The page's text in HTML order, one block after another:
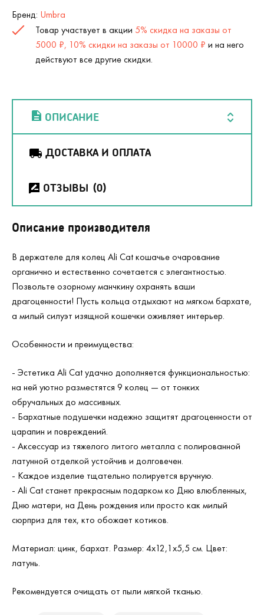
Бренд: Umbra
Товар участвует в акции 5% скидка на заказы от
5000 ₽, 10% скидки на заказы от 10000 ₽ и на него
действуют все другие скидки.
ОПИСАНИЕ
ДОСТАВКА И ОПЛАТА
ОТЗЫВЫ (0)
Описание производителя
В держателе для колец Ali Cat кошачье очарование
органично и естественно сочетается с элегантностью.
Позвольте озорному манчкину охранять ваши
драгоценности! Пусть кольца отдыхают на мягком бархате,
а милый силуэт изящной кошечки оживляет интерьер.
Особенности и преимущества:
- Эстетика Ali Cat удачно дополняется функциональностью:
на ней уютно разместятся 9 колец — от тонких
обручальных до массивных.
- Бархатные подушечки надежно защитят драгоценности от
царапин и повреждений.
- Аксессуар из тяжелого литого металла с полированной
латунной отделкой устойчив и долговечен.
- Каждое изделие тщательно полируется вручную.
- Ali Cat станет прекрасным подарком ко Дню влюбленных,
Дню матери, на День рождения или просто как милый
сюрприз для тех, кто обожает котиков.
Материал: цинк, бархат. Размер: 4х12,1х5,5 см. Цвет:
латунь.
Рекомендуется очищать от пыли мягкой тканью.